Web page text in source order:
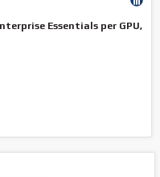
Essentials per GPU,